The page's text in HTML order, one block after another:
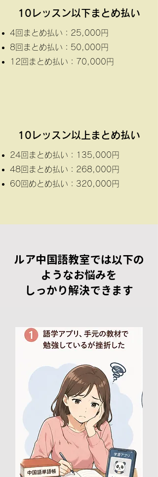
​10レッスン以下まとめ払い
4回まとめ払い：25,000円
8回まとめ払い：50,000円
12回まとめ払い：70,000円
​10レッスン以上まとめ払い
24回まとめ払い：135,000円
48回まとめ払い：268,000円
60回めとめ払い：320,000円
ルア中国語教室では以下の
ようなお悩みを
​しっかり解決できます